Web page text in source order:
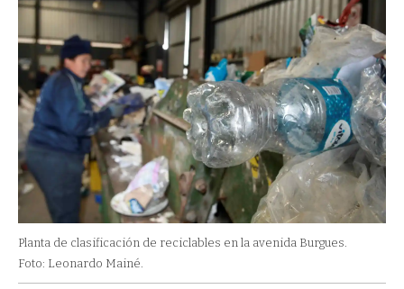
Planta de clasificación de reciclables en la avenida Burgues.
Foto: Leonardo Mainé.